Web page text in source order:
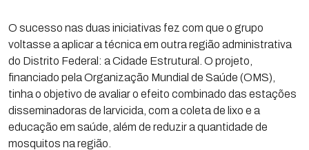
O sucesso nas duas iniciativas fez com que o grupo
voltasse a aplicar a técnica em outra região administrativa
do Distrito Federal: a Cidade Estrutural. O projeto,
financiado pela Organização Mundial de Saúde (OMS),
tinha o objetivo de avaliar o efeito combinado das estações
disseminadoras de larvicida, com a coleta de lixo e a
educação em saúde, além de reduzir a quantidade de
mosquitos na região.